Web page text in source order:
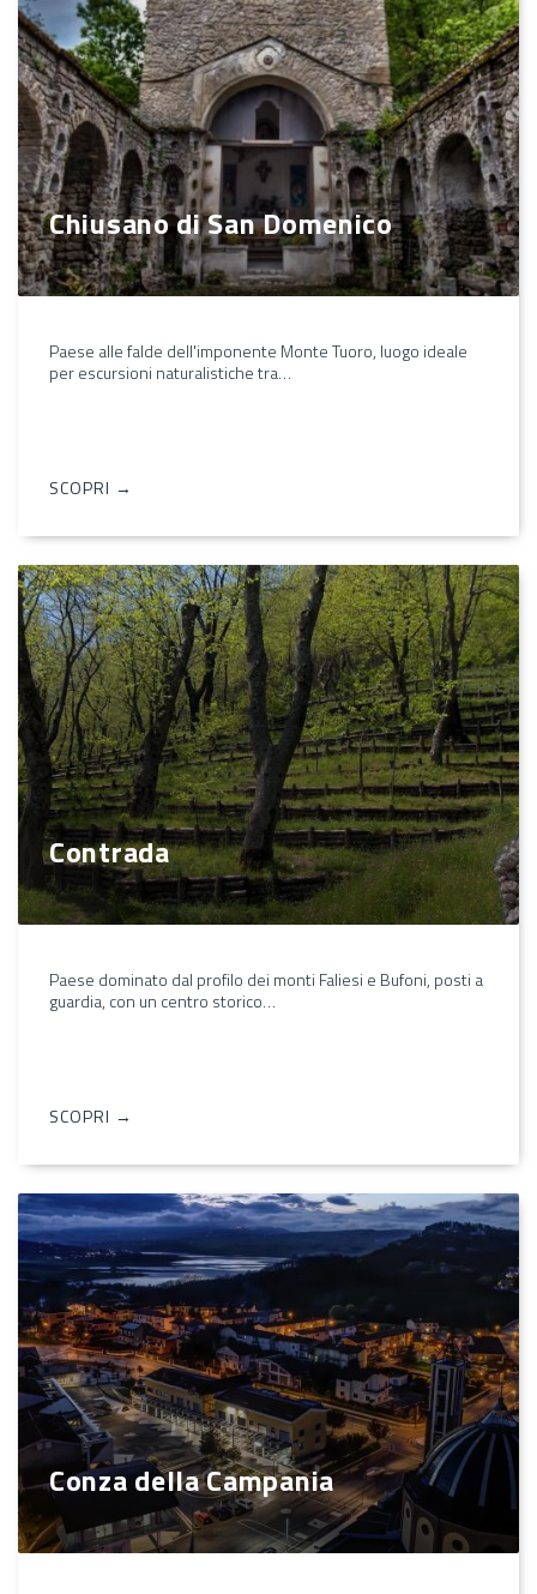
Chiusano di San Domenico
Paese alle falde dell'imponente Monte Tuoro, luogo ideale
per escursioni naturalistiche tra…
SCOPRI →
Contrada
Paese dominato dal profilo dei monti Faliesi e Bufoni, posti a
guardia, con un centro storico…
SCOPRI →
Conza della Campania